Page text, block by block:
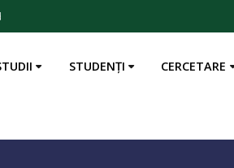
STUDENȚI CERCETARE